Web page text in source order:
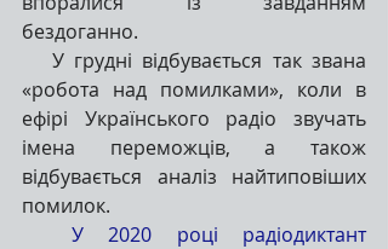
бездоганно.
«робота над помилками», коли в
ефірі Українського радіо звучать
імена переможців, а також
відбувається аналіз найтиповіших
помилок.